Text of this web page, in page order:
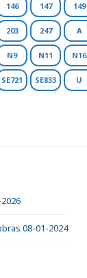
146 147 149
203 247 A
N9 N11 N16
SE721 SE833 U
08-01-2024